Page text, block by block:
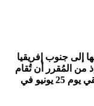
إلى جنوب إفريقيا
من المُقرر أن تُقام
مباراة الإياب على ملعب الفريق الجنوب أفريقي يوم 25 يونيو في